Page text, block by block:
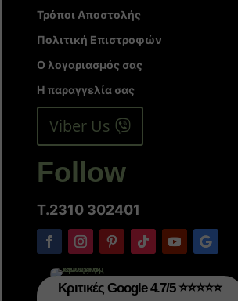
Τρόποι Αποστολής
Πολιτική Επιστροφών
Ο λογαριασμός σας
Η παραγγελία σας
Viber Us
Follow
T.2310 302401
Κριτικές Google 4.7/5 ⭐⭐⭐⭐⭐